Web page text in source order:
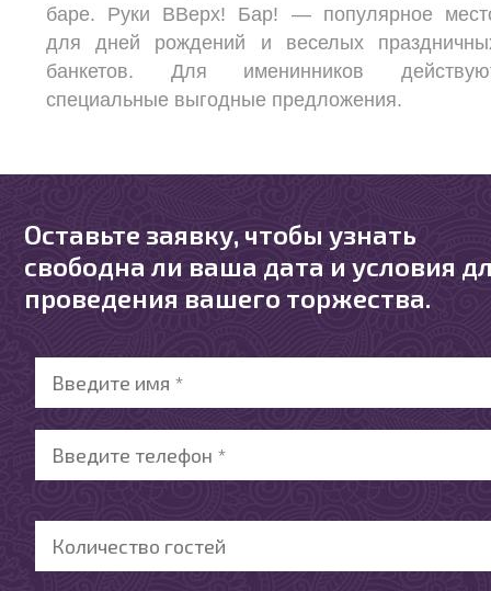
баре. Руки ВВерх! Бар! ― популярное
для дней рождений и веселых
банкетов. Для именинников
специальные выгодные предложения.
Оставьте заявку, чтобы узнать
свободна ли ваша дата и условия
проведения вашего торжества.